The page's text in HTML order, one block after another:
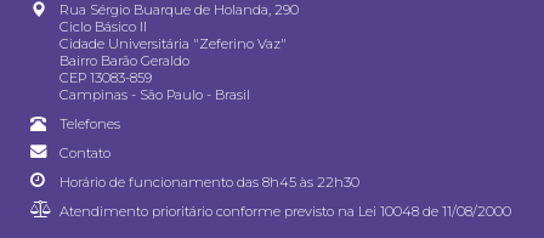
Rua Sérgio Buarque de Holanda, 290
Ciclo Básico II
Cidade Universitária "Zeferino Vaz"
Bairro Barão Geraldo
CEP 13083-859
Campinas - São Paulo - Brasil
Telefones
Contato
Horário de funcionamento das 8h45 às 22h30
Atendimento prioritário conforme previsto na Lei 10048 de 11/08/2000